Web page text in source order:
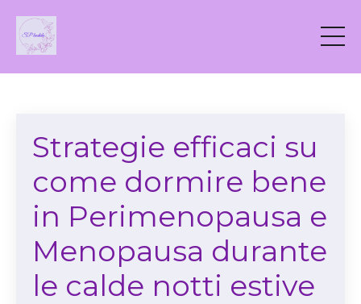
Strategie efficaci su
come dormire bene
in Perimenopausa e
Menopausa durante
le calde notti estive